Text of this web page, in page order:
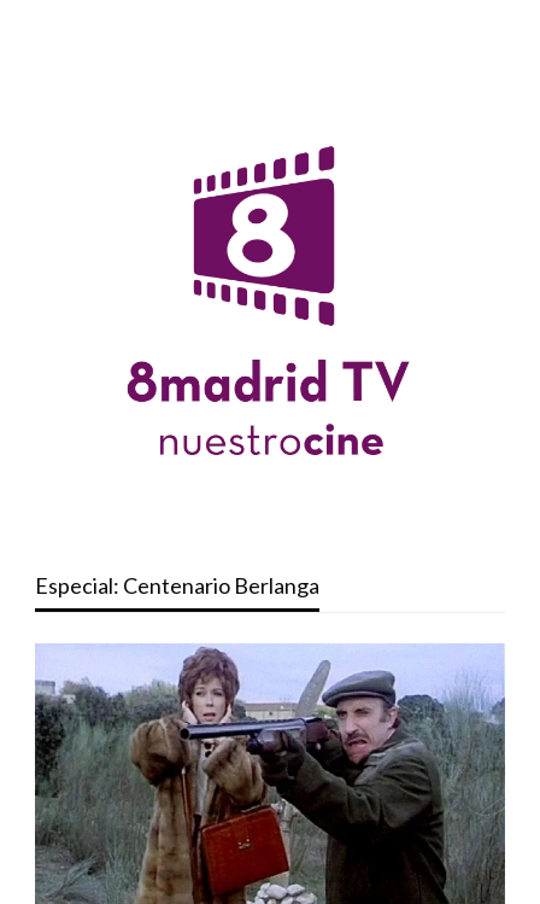
Especial: Centenario Berlanga